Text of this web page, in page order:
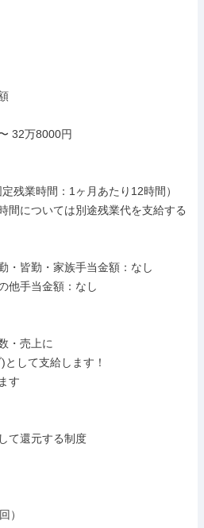
32万8000円
残業時間：1ヶ月あたり12時間）
間については別途残業代を支給する
・皆勤・家族手当金額：なし
他手当金額：なし
・売上に
して支給します！
す
て還元する制度
）